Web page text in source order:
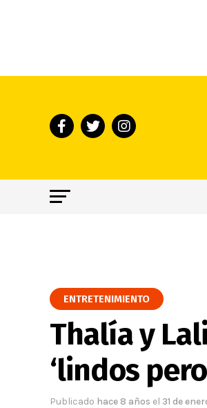
ENTRETENIMIENTO
Thalía y
‘lindos
Publicado hace 8 años el 31 de